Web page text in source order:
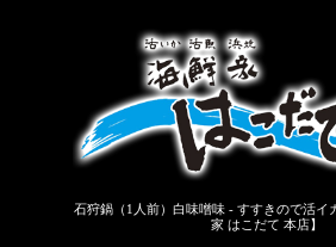
石狩鍋（1人前）白味噌味 - すすきので活イ
家 はこだて 本店】